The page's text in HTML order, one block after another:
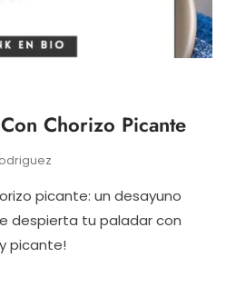
Chorizo Picante
picante: un desayuno
despierta tu paladar con
picante!